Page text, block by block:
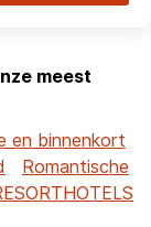
meest
en binnenkort
Romantische